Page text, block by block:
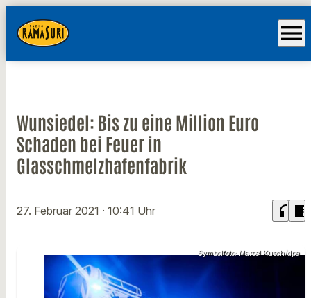
menu
Wunsiedel: Bis zu eine Million Euro
Schaden bei Feuer in
Glasschmelzhafenfabrik
27. Februar 2021 · 10:41 Uhr headphones chrome_reader_mode
Symbolfoto: Marcel Kusch/dpa